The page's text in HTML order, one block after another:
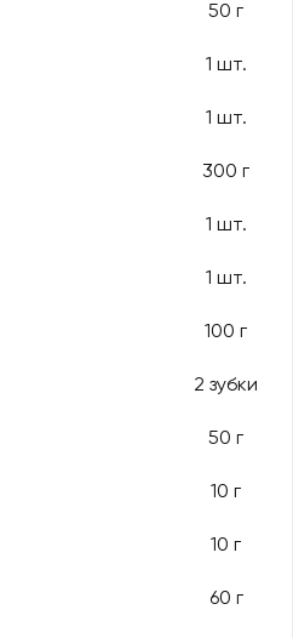
50 г
1 шт.
1 шт.
300 г
1 шт.
1 шт.
100 г
2 зубки
50 г
10 г
10 г
60 г